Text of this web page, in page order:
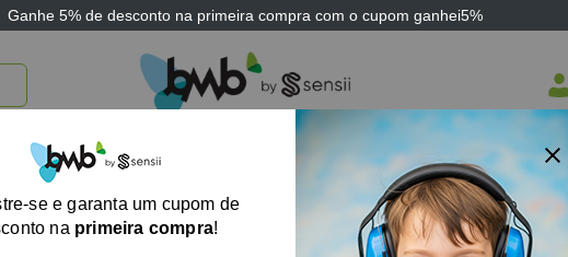
Ganhe 5% de desconto na primeira compra com o cupom ganhei5%
BRINQUEDOS E JOGOS ARK THERAPEUTIC SENSII TECNOLOGIA ASSISTIVA
Bola de Apertar
se e garanta um cupom de
na primeira compra!